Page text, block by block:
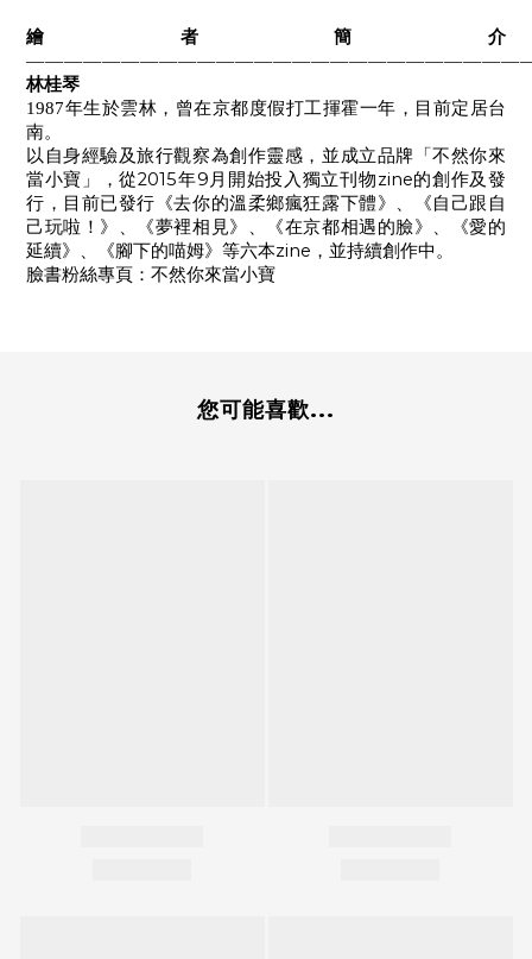
繪者簡介
林桂琴
1987年生於雲林，曾在京都度假打工揮霍一年，目前定居台
南。
以自身經驗及旅行觀察為創作靈感，並成立品牌「不然你來
當小寶」，從2015年9月開始投入獨立刊物zine的創作及發
行，目前已發行《去你的溫柔鄉瘋狂露下體》、《自己跟自
己玩啦！》、《夢裡相見》、《在京都相遇的臉》、《愛的
延續》、《腳下的喵姆》等六本zine ，並持續創作中。
臉書粉絲專頁： 不然你來當小寶
您可能喜歡...